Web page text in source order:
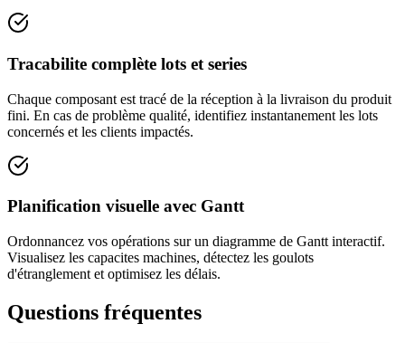
Tracabilite complète lots et series
Chaque composant est tracé de la réception à la livraison du produit
fini. En cas de problème qualité, identifiez instantanement les lots
concernés et les clients impactés.
Planification visuelle avec Gantt
Ordonnancez vos opérations sur un diagramme de Gantt interactif.
Visualisez les capacites machines, détectez les goulots
d'étranglement et optimisez les délais.
Questions fréquentes